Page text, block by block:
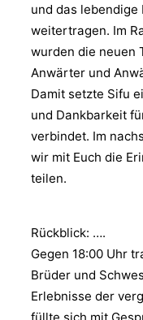
und das
weitertragen. Im
wurden die neuen
Anwärter und
Damit setzte Sifu
und Dankbarkeit
verbindet. Im
wir mit Euch die
teilen.
Rückblick: ….
Gegen 18:00 Uhr
Brüder und
Erlebnisse der